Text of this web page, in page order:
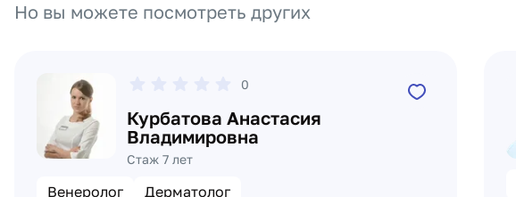
Но вы можете посмотреть других
0
Курбатова Анастасия
Владимировна
Стаж 7 лет
Венеролог Дерматолог